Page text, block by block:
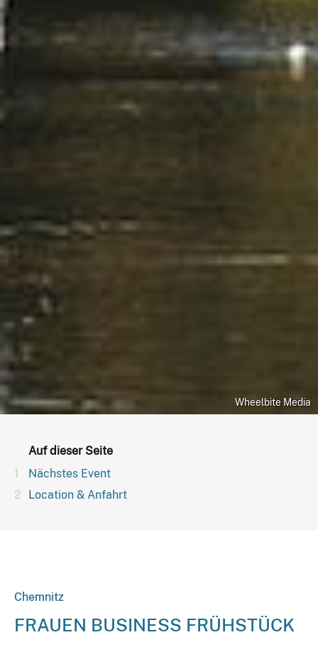
Wheelbite Media
Auf dieser Seite
Nächstes Event
Location & Anfahrt
Chemnitz
FRAUEN BUSINESS FRÜHSTÜCK